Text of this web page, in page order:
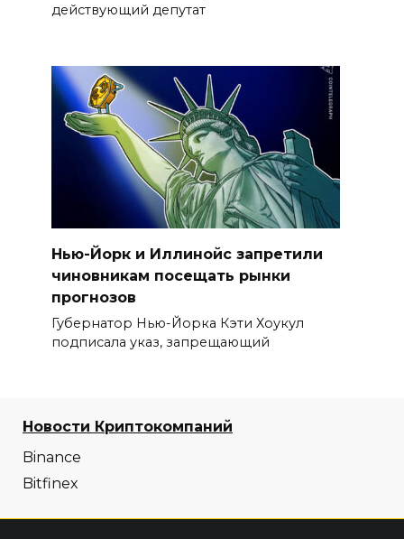
действующий депутат
Нью-Йорк и Иллинойс запретили
чиновникам посещать рынки
прогнозов
Губернатор Нью-Йорка Кэти Хоукул
подписала указ, запрещающий
Новости Криптокомпаний
Binance
Bitfinex